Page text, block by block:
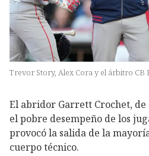
Trevor Story, Alex Cora y el árbitro CB
El abridor Garrett Crochet, de
el pobre desempeño de los
provocó la salida de la
cuerpo técnico.